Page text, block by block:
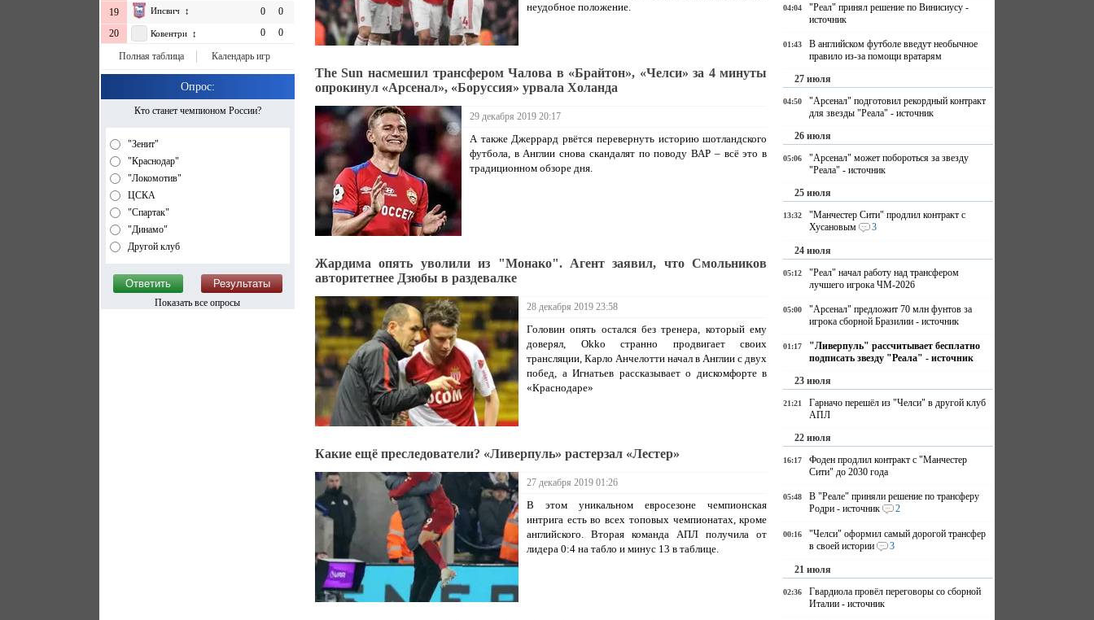
19 Ипсвич ↕ 0
0
20
Ковентри ↕ 0 0
Полная таблица Календарь игр
Опрос:
Кто станет чемпионом России?
"Зенит"
"Краснодар"
"Локомотив"
ЦСКА
"Спартак"
"Динамо"
Другой клуб
Показать все опросы
неудобное положение.
The Sun насмешил трансфером Чалова в «Брайтон», «Челси» за 4 минуты
опрокинул «Арсенал», «Боруссия» урвала Холанда
29 декабря 2019 20:17
А также Джеррард рвётся перевернуть историю шотландского
футбола, в Англии снова скандалят по поводу ВАР – всё это в
традиционном обзоре дня.
Жардима опять уволили из "Монако". Агент заявил, что Смольников
авторитетнее Дзюбы в раздевалке
28 декабря 2019 23:58
Головин опять остался без тренера, который ему
доверял, Okko странно продвигает своих
трансляции, Карло Анчелотти начал в Англии с двух
побед, а Игнатьев рассказывает о дискомфорте в
«Краснодаре»
Какие ещё преследователи? «Ливерпуль» растерзал «Лестер»
27 декабря 2019 01:26
В этом уникальном евросезоне чемпионская
интрига есть во всех топовых чемпионатах, кроме
английского. Вторая команда АПЛ получила от
лидера 0:4 на табло и минус 13 в таблице.
04:04
"Реал" принял решение по Винисиусу -
источник
01:43
В английском футболе введут необычное
правило из-за помощи вратарям
27 июля
04:50
"Арсенал" подготовил рекордный контракт
для звезды "Реала" - источник
26 июля
05:06
"Арсенал" может побороться за звезду
"Реала" - источник
25 июля
13:32
"Манчестер Сити" продлил контракт с
Хусановым
3
24 июля
05:12
"Реал" начал работу над трансфером
лучшего игрока ЧМ-2026
05:00
"Арсенал" предложит 70 млн фунтов за
игрока сборной Бразилии - источник
01:17
"Ливерпуль" рассчитывает бесплатно
подписать звезду "Реала" - источник
23 июля
21:21
Гарначо перешёл из "Челси" в другой клуб
АПЛ
22 июля
16:17
Фоден продлил контракт с "Манчестер
Сити" до 2030 года
05:48
В "Реале" приняли решение по трансферу
Родри - источник
2
00:16
"Челси" оформил самый дорогой трансфер
в своей истории
3
21 июля
02:36
Гвардиола провёл переговоры со сборной
Италии - источник